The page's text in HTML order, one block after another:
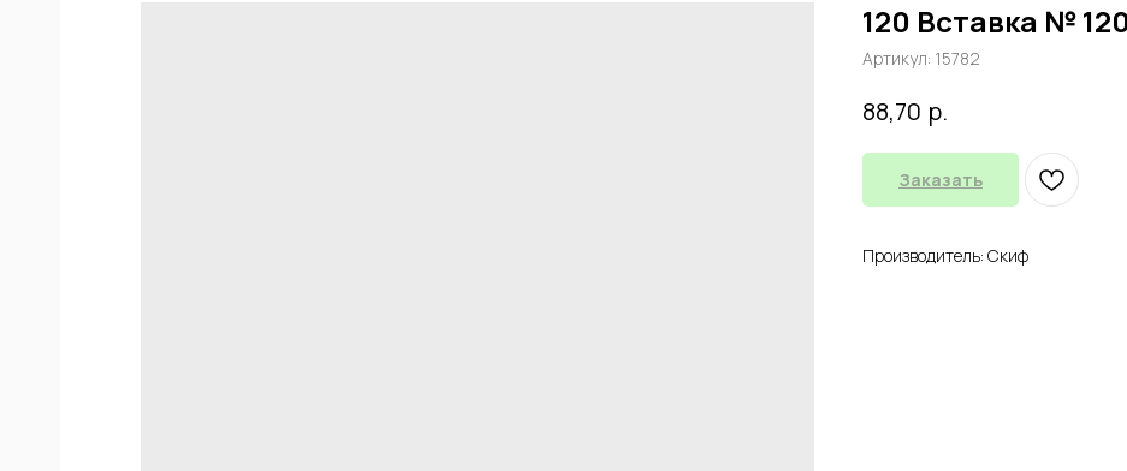
120 Вставка №
Артикул: 15782
88,70 р.
Заказать
Производитель: Скиф